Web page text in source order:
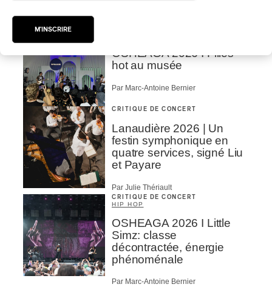
OSHEAGA 2026 I Filles
hot au musée
Par Marc-Antoine Bernier
CRITIQUE DE CONCERT
Lanaudière 2026 | Un
festin symphonique en
quatre services, signé Liu
et Payare
Par Julie Thériault
CRITIQUE DE CONCERT
HIP HOP
OSHEAGA 2026 I Little
Simz: classe
décontractée, énergie
phénoménale
Par Marc-Antoine Bernier
M'INSCRIRE